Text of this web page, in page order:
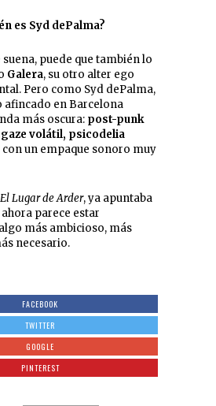
es Syd dePalma?
puede que también lo
Galera, su otro alter ego
Pero como Syd dePalma,
afincado en Barcelona
más oscura: post-punk
volátil, psicodelia
con un empaque sonoro muy
El Lugar de Arder, ya apuntaba
parece estar
más ambicioso, más
necesario.
FACEBOOK
TWITTER
GOOGLE
PINTEREST